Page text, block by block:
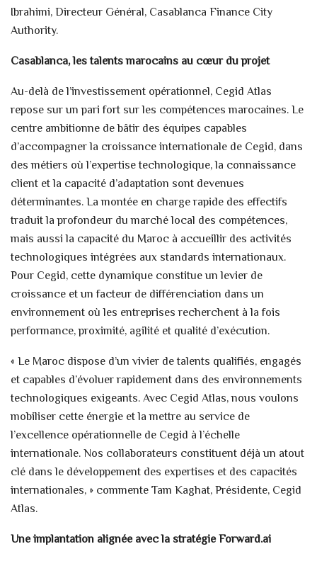
Ibrahimi, Directeur Général, Casablanca Finance City
Authority.
Casablanca, les talents marocains au cœur du projet
Au-delà de l’investissement opérationnel, Cegid Atlas
repose sur un pari fort sur les compétences marocaines. Le
centre ambitionne de bâtir des équipes capables
d’accompagner la croissance internationale de Cegid, dans
des métiers où l’expertise technologique, la connaissance
client et la capacité d’adaptation sont devenues
déterminantes. La montée en charge rapide des effectifs
traduit la profondeur du marché local des compétences,
mais aussi la capacité du Maroc à accueillir des activités
technologiques intégrées aux standards internationaux.
Pour Cegid, cette dynamique constitue un levier de
croissance et un facteur de différenciation dans un
environnement où les entreprises recherchent à la fois
performance, proximité, agilité et qualité d’exécution.
« Le Maroc dispose d’un vivier de talents qualifiés, engagés
et capables d’évoluer rapidement dans des environnements
technologiques exigeants. Avec Cegid Atlas, nous voulons
mobiliser cette énergie et la mettre au service de
l’excellence opérationnelle de Cegid à l’échelle
internationale. Nos collaborateurs constituent déjà un atout
clé dans le développement des expertises et des capacités
internationales, » commente Tam Kaghat, Présidente, Cegid
Atlas.
Une implantation alignée avec la stratégie Forward.ai